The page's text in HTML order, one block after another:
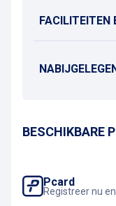
FACILITEITEN
BESCHIKBARE
Pcard
Registreer nu